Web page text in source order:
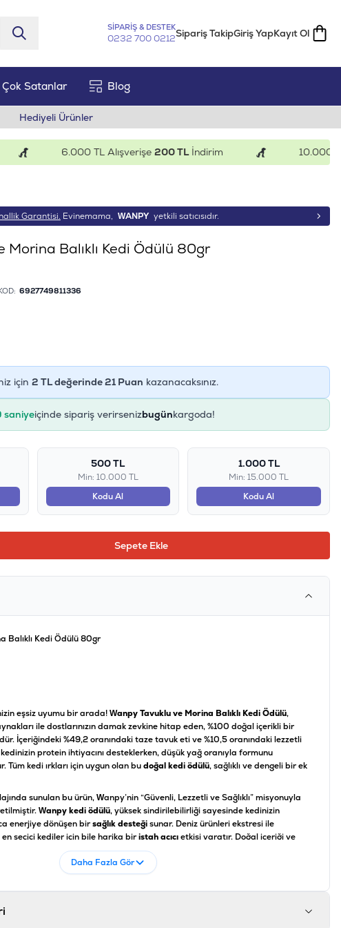
SİPARİŞ & DESTEK
0232 700 0212Sipariş TakipGiriş YapKayıt Ol
Çok Satanlar Blog
Hediyeli Ürünler
6.000 TL Alışverişe200 TLİndirim 10.000 TL
Garantisi. Evinemama, WANPY yetkili satıcısıdır.
Morina Balıklı Kedi Ödülü 80gr
6927749811336
için 2 TL değerinde21Puan kazanacaksınız.
saniyeiçinde sipariş verirsenizbugünkargoda!
500 TL
Min: 10.000 TL
Kodu Al
1.000 TL
Min: 15.000 TL
Kodu Al
Sepete Ekle
Balıklı Kedi Ödülü 80gr
eşsiz uyumu bir arada!Wanpy Tavuklu ve Morina Balıklı Kedi Ödülü,
ile dostlarınızın damak zevkine hitap eden, %100 doğal içerikli bir
İçeriğindeki %49,2 oranındaki taze tavuk eti ve %10,5 oranındaki lezzetli
protein ihtiyacını desteklerken, düşük yağ oranıyla formunu
Tüm kedi ırkları için uygun olan budoğal kedi ödülü, sağlıklı ve dengeli bir ek
sunulan bu ürün, Wanpy’nin “Güvenli, Lezzetli ve Sağlıklı” misyonuyla
Wanpy kedi ödülü, yüksek sindirilebilirliği sayesinde kedinizin
enerjiye dönüşen birsağlık desteğisunar. Deniz ürünleri ekstresi ile
seçici kediler için bile harika biriştah açıcıetkisi yaratır. Doğal içeriği ve
kedinizle geçirdiğiniz eğitim ve oyun saatlerini çok daha keyifli hale getirir.
Daha Fazla Gör